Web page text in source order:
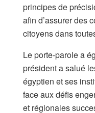
principes de
afin d’assurer des
citoyens dans
Le porte-parole a
président a salué
égyptien et ses
face aux défis
et régionales